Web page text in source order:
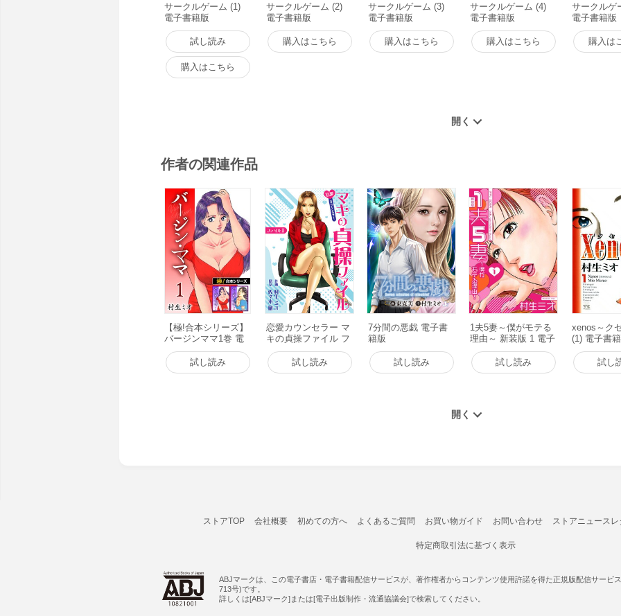
サークルゲーム (1)
電子書籍版
試し読み
購入はこちら
サークルゲーム (2)
電子書籍版
購入はこちら
サークルゲーム (3)
電子書籍版
購入はこちら
サークルゲーム (4)
電子書籍版
購入はこちら
サークルゲ
電子書籍版
購入は
作者の関連作品
【極!合本シリーズ】
バージンママ1巻 電
子書籍版
試し読み
恋愛カウンセラー マ
キの貞操ファイル フ
ァイル1 電子書籍版
試し読み
7分間の悪戯 電子書
籍版
試し読み
1夫5妻～僕がモテる
理由～ 新装版 1 電子
書籍版
試し読み
xenos～ク
(1) 電子書
試し
ストアTOP 会社概要 初めての方へ よくあるご質問 お買い物ガイド お問い合わせ ストアニュースレ
特定商取引法に基づく表示
ABJマークは、この電子書店・電子書籍配信サービスが、著作権者からコンテンツ使用許諾を得た正規版配信サービ
713号)です。
詳しくは[ABJマーク]または[電子出版制作・流通協議会]で検索してください。